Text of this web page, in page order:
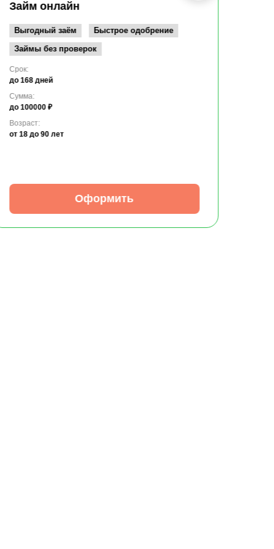
Займ онлайн
Выгодный заём
Быстрое одобрение
Займы без проверок
Срок:
до 168 дней
Сумма:
до 100000 ₽
Возраст:
от 18 до 90 лет
Оформить